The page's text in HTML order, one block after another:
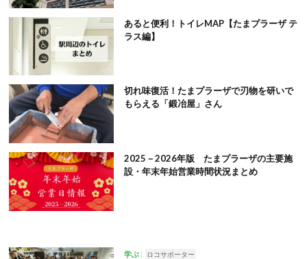
あると便利！トイレMAP【たまプラーザ テ
ラス編】
切れ味復活！たまプラーザで刃物を研いで
もらえる「鍛冶屋」さん
2025－2026年版 たまプラーザの主要施
設・年末年始営業時間状況まとめ
学ぶ ロコサポーター